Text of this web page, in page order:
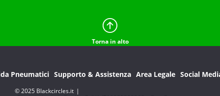
Torna in alto
Pneumatici Supporto & Assistenza Area Legale Social
© 2025 Blackcircles.it |